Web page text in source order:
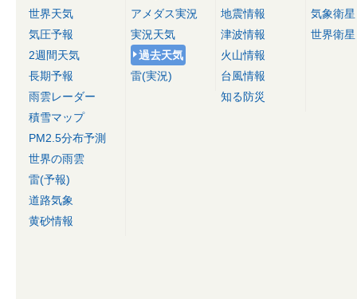
世界天気
気圧予報
2週間天気
長期予報
雨雲レーダー
積雪マップ
PM2.5分布予測
世界の雨雲
雷(予報)
道路気象
黄砂情報
アメダス実況
実況天気
過去天気
雷(実況)
地震情報
津波情報
火山情報
台風情報
知る防災
気象衛星
世界衛星